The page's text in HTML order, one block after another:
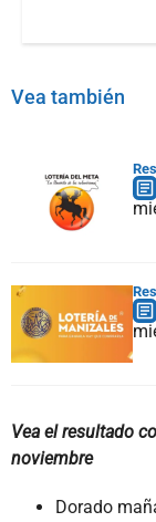
Vea también
Vea el resultado
noviembre
Dorado